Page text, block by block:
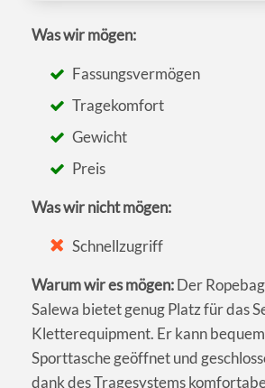
Was wir mögen:
Fassungsvermögen
Tragekomfort
Gewicht
Preis
Was wir nicht mögen:
Schnellzugriff
Warum wir es mögen:Der
Salewa bietet genug Platz für das
Kletterequipment. Er kann
Sporttasche geöffnet und
dank des Tragesystems